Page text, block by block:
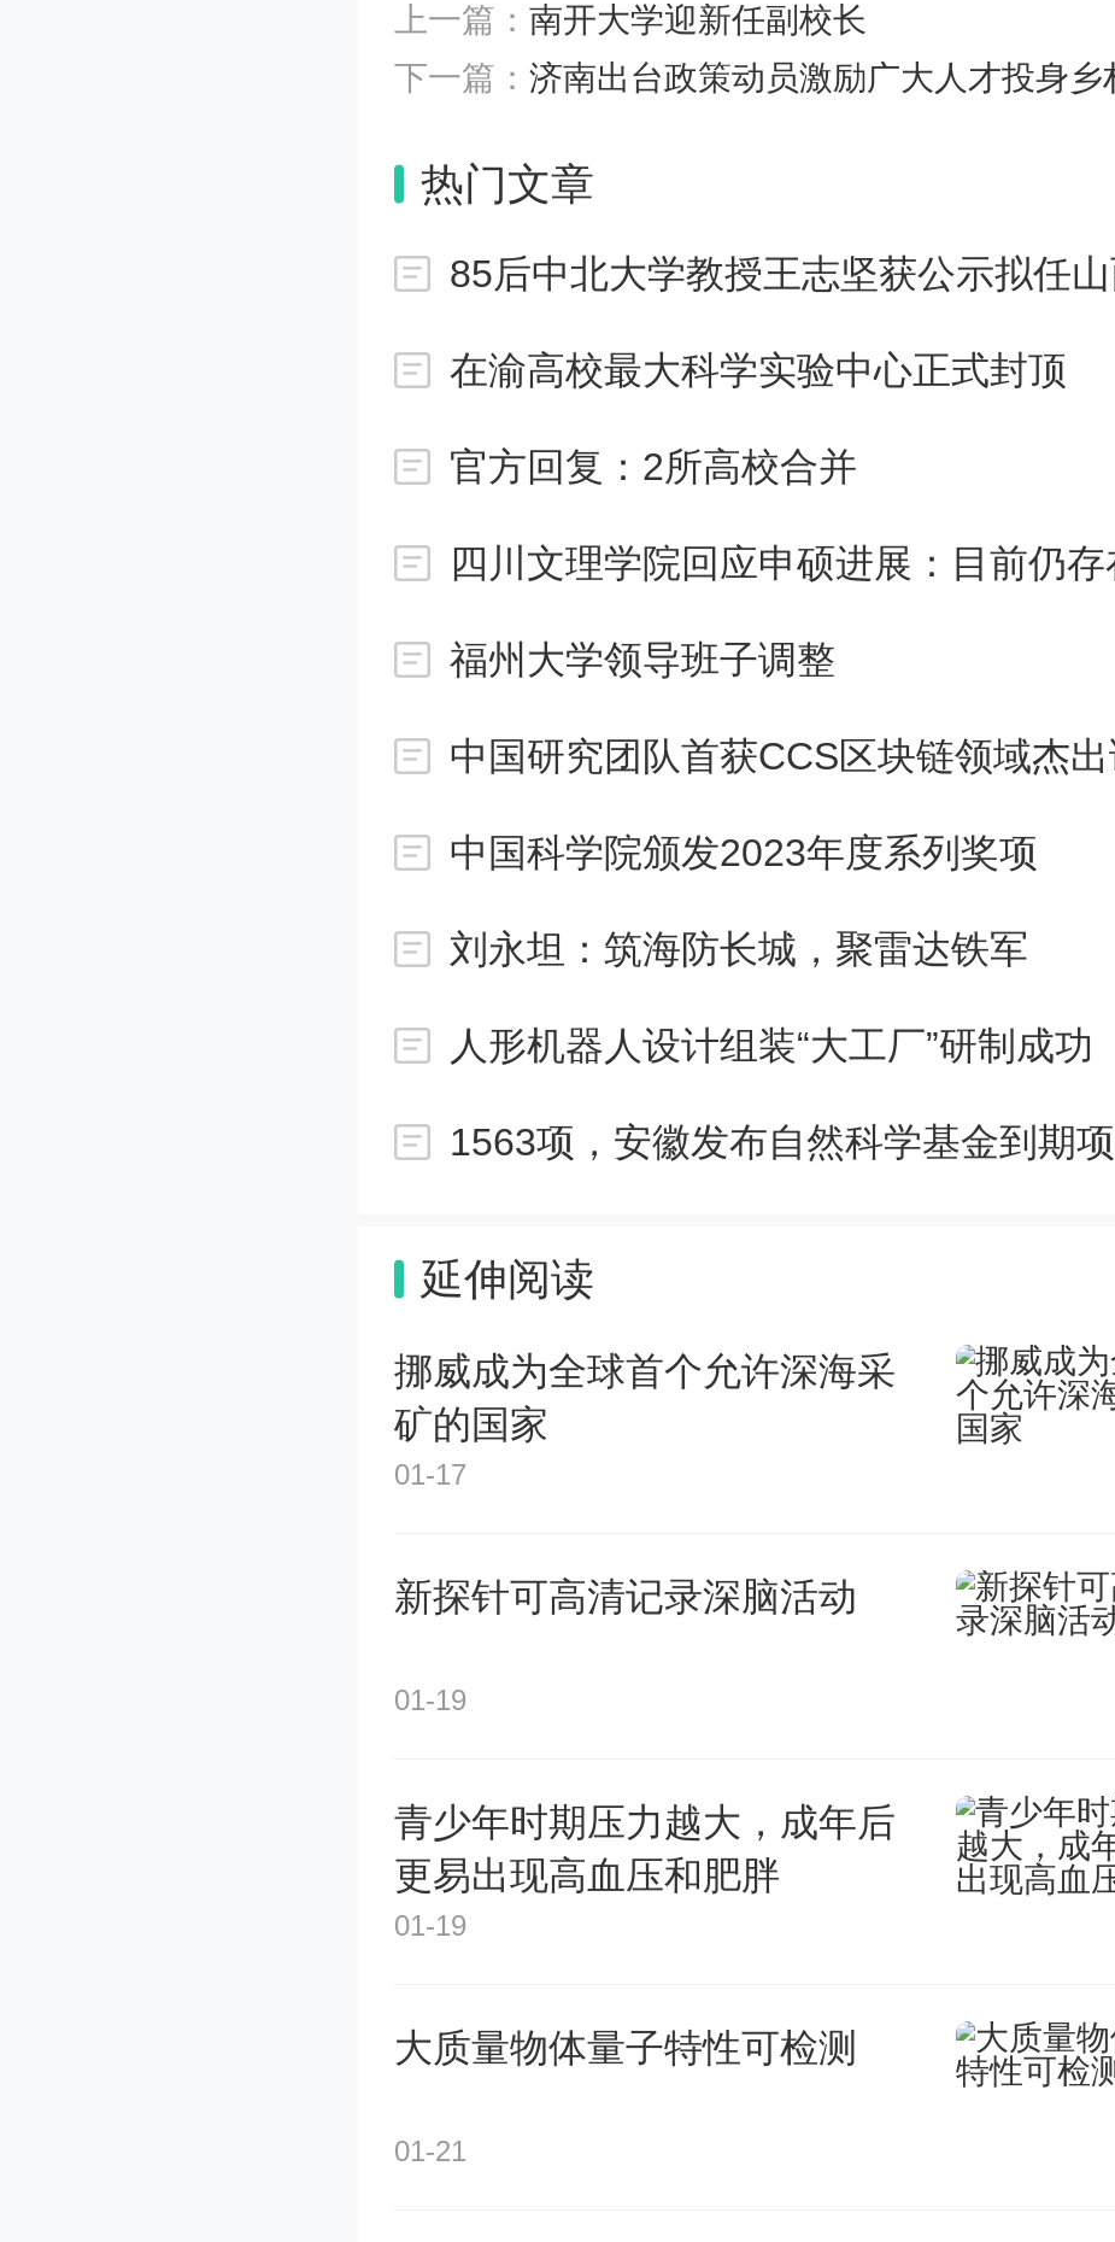
里。在每个区都有规划不同的总部经济集
7个、未来产业类2个、现代服务业类5个
业类4个、商贸类3个、数字经济类4个、
工程设计类4个、现代物流类3个、海洋经
海文旅类2个。
落户奖励、购房补助
《意见》提出，对本政策实施后新注
入企业，设立后5个年度内认定为总部企业
复核条件的，给予300万元奖励。以一事
式通过签订协议认定的总部企业，其落户
照协议约定执行。
连续两年符合总部企业认定条件，且
该奖励。对涉及本市战略性新兴产业和未
领域的总部企业，按照上一年度在本市综
贡献增量的5‰给予奖励；其他企业按照
在本市综合经济贡献增量的2‰给予奖励。
折旧、工资薪酬、企业利润、研发投入四
加总计算。
符合条件的总部企业可以独立或联合
部用地建设自用总部大厦，并按相关规
进行租售，其中租售部分须包含一定比例
性优惠商业办公用房，主要为符合深圳产
战略和产业政策的企业提供落户优惠服务
上一篇： 南开大学迎新任副校长
下一篇： 济南出台政策动员激励广大人才投身乡村振兴，济南有何
热门文章
在渝高校最大科学实验中心正式封顶
官方回复：2所高校合并
四川文理学院回应申硕进展：目前仍存
福州大学领导班子调整
中国研究团队首获CCS区块链领域杰
中国科学院颁发2023年度系列奖项
刘永坦：筑海防长城，聚雷达铁军
人形机器人设计组装“大工厂”研制成功
延伸阅读
挪威成为全球首个允许深海采
矿的国家
01-17
新探针可高清记录深脑活动
01-19
青少年时期压力越大，成年后
更易出现高血压和肥胖
01-19
大质量物体量子特性可检测
01-21